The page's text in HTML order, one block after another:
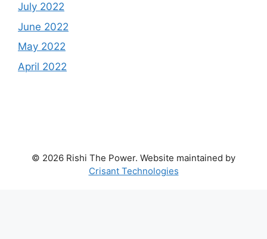
July 2022
June 2022
May 2022
April 2022
© 2026 Rishi The Power. Website maintained by
Crisant Technologies